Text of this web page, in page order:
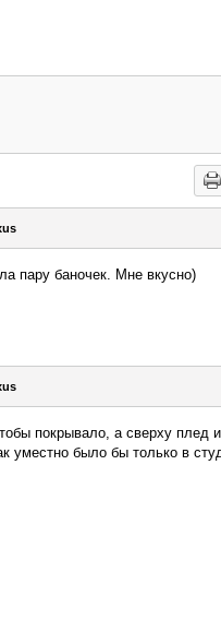
пару баночек. Мне вкусно)
покрывало, а сверху плед
уместно было бы только в